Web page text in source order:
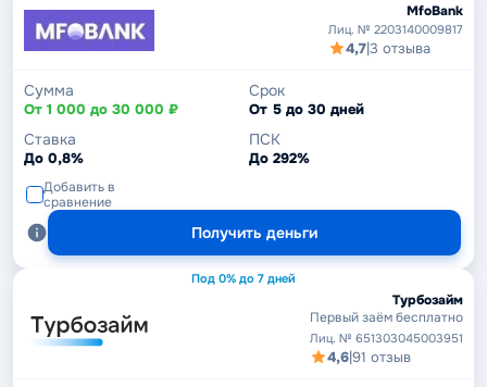
MfoBank
Лиц. № 2203140009817
4,7|3 отзыва
Сумма
От 1 000 до 30 000 ₽
Срок
От 5 до 30 дней
Ставка
До 0,8%
ПСК
До 292%
Добавить в
сравнение
Получить деньги
Под 0% до 7 дней
Турбозайм
Первый заём бесплатно
Лиц. № 651303045003951
4,6|91 отзыв